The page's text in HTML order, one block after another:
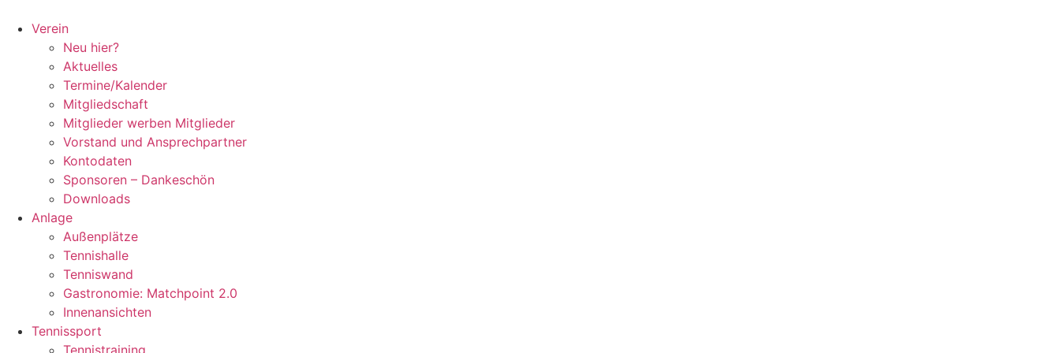
Inhalt
springen
Verein
Neu hier?
Aktuelles
Termine/Kalender
Mitgliedschaft
Mitglieder werben Mitglieder
Vorstand und Ansprechpartner
Kontodaten
Sponsoren – Dankeschön
Downloads
Anlage
Außenplätze
Tennishalle
Tenniswand
Gastronomie: Matchpoint 2.0
Innenansichten
Tennissport
Tennistraining